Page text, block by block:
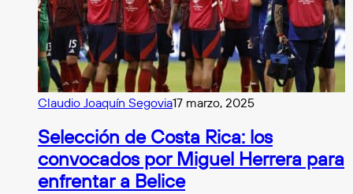
Claudio Joaquín Segovia17 marzo, 2025
Selección de Costa Rica: los
convocados por Miguel Herrera para
enfrentar a Belice